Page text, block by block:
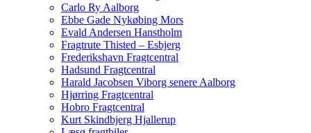
Carlo Ry Aalborg
Ebbe Gade Nykøbing Mors
Evald Andersen Hanstholm
Fragtrute Thisted – Esbjerg
Frederikshavn Fragtcentral
Hadsund Fragtcentral
Harald Jacobsen Viborg senere Aalborg
Hjørring Fragtcentral
Hobro Fragtcentral
Kurt Skindbjerg Hjallerup